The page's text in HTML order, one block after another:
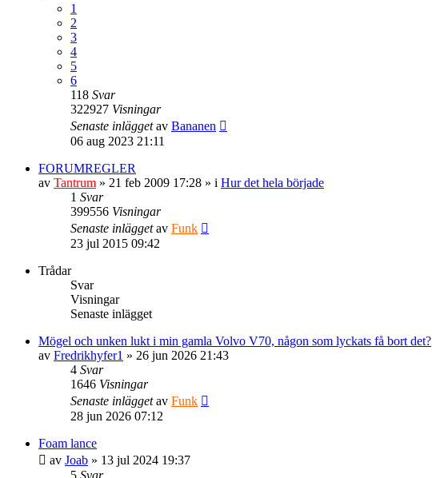
1
2
3
4
5
6
118 Svar
322927 Visningar
Senaste inläggetav Bananen
06 aug 2023 21:11
FORUMREGLER
av Tantrum » 21 feb 2009 17:28 » i Hur det hela började
1 Svar
399556 Visningar
Senaste inläggetav Funk
23 jul 2015 09:42
Trådar
Svar
Visningar
Senaste inlägget
Mögel och unken lukt i min gamla Volvo V70, någon som lyckats få bort det?
av Fredrikhyfer1 » 26 jun 2026 21:43
4 Svar
1646 Visningar
Senaste inläggetav Funk
28 jun 2026 07:12
Foam lance
av Joab » 13 jul 2024 19:37
5 Svar